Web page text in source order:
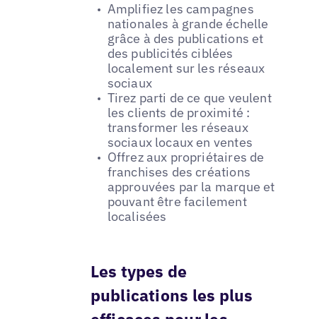
Amplifiez les campagnes
nationales à grande échelle
grâce à des publications et
des publicités ciblées
localement sur les réseaux
sociaux
Tirez parti de ce que veulent
les clients de proximité :
transformer les réseaux
sociaux locaux en ventes
Offrez aux propriétaires de
franchises des créations
approuvées par la marque et
pouvant être facilement
localisées
Les types de
publications les plus